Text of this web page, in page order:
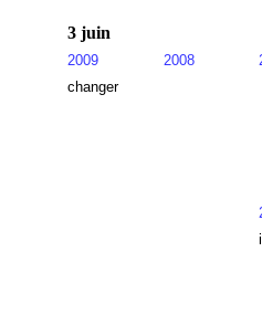
3 juin
2009 2008
changer